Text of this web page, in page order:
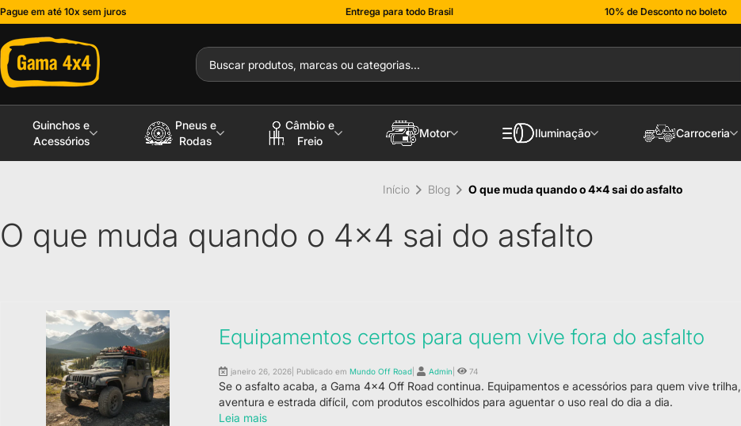
Pague em até 10x sem juros Entrega para todo Brasil 10% de Desconto no boleto
Guinchos e
Acessórios
Pneus e
Rodas
Câmbio e
Freio
Motor Iluminação Carroceria
Início Blog O que muda quando o 4x4 sai do asfalto
O que muda quando o 4x4 sai do asfalto
Equipamentos certos para quem vive fora do asfalto
janeiro 26, 2026| Publicado em Mundo Off Road Admin 74
Se o asfalto acaba, a Gama 4x4 Off Road continua. Equipamentos e acessórios para quem vive trilha,
aventura e estrada difícil, com produtos escolhidos para aguentar o uso real do dia a dia.
Leia mais